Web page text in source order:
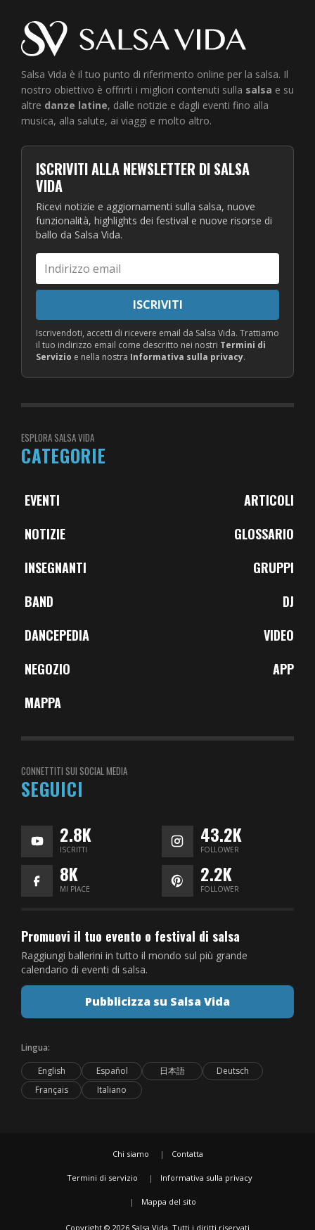
Salsa Vida è il tuo punto di riferimento online per la salsa. Il
nostro obiettivo è offrirti i migliori contenuti sulla salsa e su
altre danze latine, dalle notizie e dagli eventi fino alla
musica, alla salute, ai viaggi e molto altro.
ISCRIVITI ALLA NEWSLETTER DI SALSA
VIDA
Ricevi notizie e aggiornamenti sulla salsa, nuove
funzionalità, highlights dei festival e nuove risorse di
ballo da Salsa Vida.
Indirizzo
email
ISCRIVITI
Iscrivendoti, accetti di ricevere email da Salsa Vida. Trattiamo
il tuo indirizzo email come descritto nei nostri Termini di
Servizio e nella nostra Informativa sulla privacy.
ESPLORA SALSA VIDA
CATEGORIE
ARTICOLI
EVENTI
GLOSSARIO
NOTIZIE
GRUPPI
INSEGNANTI
DJ
BAND
VIDEO
DANCEPEDIA
APP
NEGOZIO
MAPPA
CONNETTITI SUI SOCIAL MEDIA
SEGUICI
2.8K
ISCRITTI
43.2K
FOLLOWER
8K
MI PIACE
2.2K
FOLLOWER
Promuovi il tuo evento o festival di salsa
Raggiungi ballerini in tutto il mondo sul più grande
calendario di eventi di salsa.
Pubblicizza su Salsa Vida
Lingua:
English
Español 日本語
Deutsch
Français
Italiano
Chi siamo Contatta
Termini di servizio Informativa sulla privacy
Mappa del sito
Copyright © 2026 Salsa Vida. Tutti i diritti riservati